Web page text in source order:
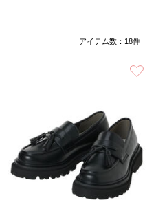
アイテム数： 18件